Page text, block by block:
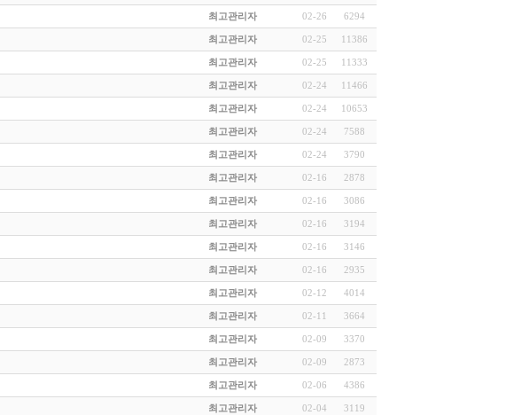
최고관리자 02-26 6294
최고관리자 02-25 11386
최고관리자 02-25 11333
최고관리자 02-24 11466
최고관리자 02-24 10653
최고관리자 02-24 7588
최고관리자 02-24 3790
최고관리자 02-16 2878
최고관리자 02-16 3086
최고관리자 02-16 3194
최고관리자 02-16 3146
최고관리자 02-16 2935
최고관리자 02-12 4014
최고관리자 02-11 3664
최고관리자 02-09 3370
최고관리자 02-09 2873
최고관리자 02-06 4386
최고관리자 02-04 3119